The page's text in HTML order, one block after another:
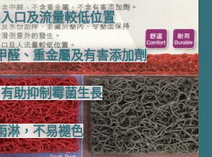
口及流量較低位置
醛、重金屬及有害添加劑
助抑制霉菌生長
淋，不易褪色